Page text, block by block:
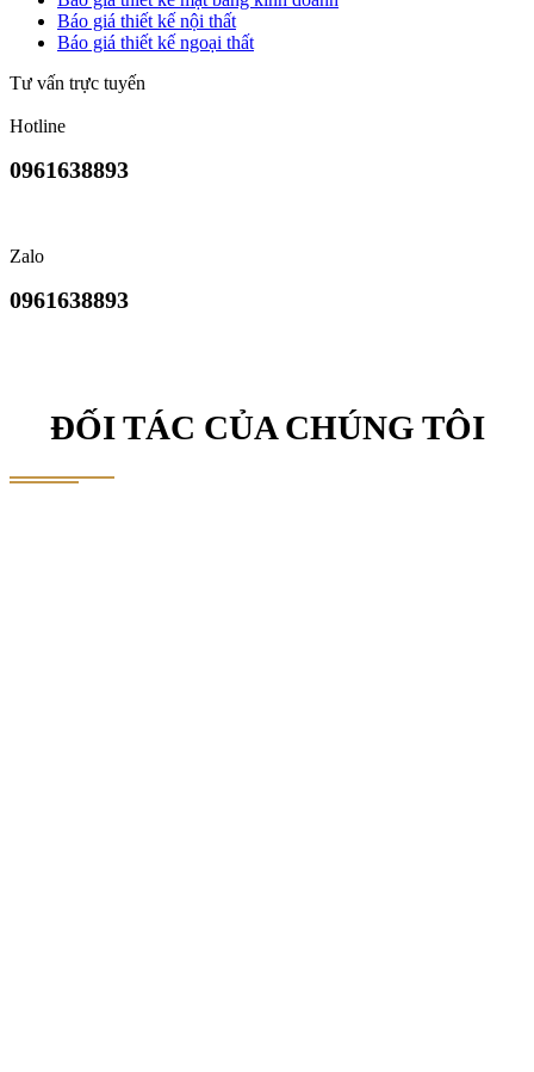
Báo giá thiết kế nội thất
Báo giá thiết kế ngoại thất
Tư vấn trực tuyến
Hotline
0961638893
Zalo
0961638893
ĐỐI TÁC CỦA CHÚNG TÔI